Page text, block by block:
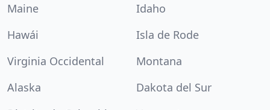
Maine
Idaho
Hawái
Isla de Rode
Virginia Occidental
Montana
Alaska
Dakota del Sur